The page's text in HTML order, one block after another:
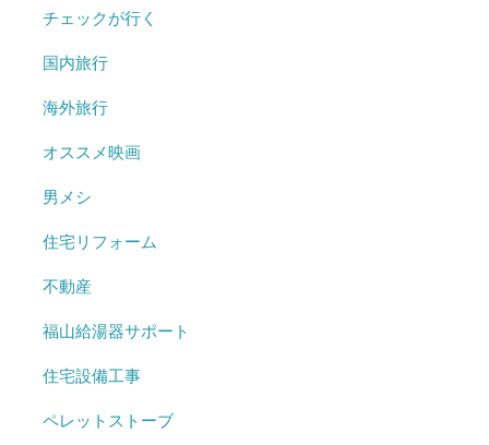
チェックが行く
国内旅行
海外旅行
オススメ映画
男メシ
住宅リフォーム
不動産
福山給湯器サポート
住宅設備工事
ペレットストーブ